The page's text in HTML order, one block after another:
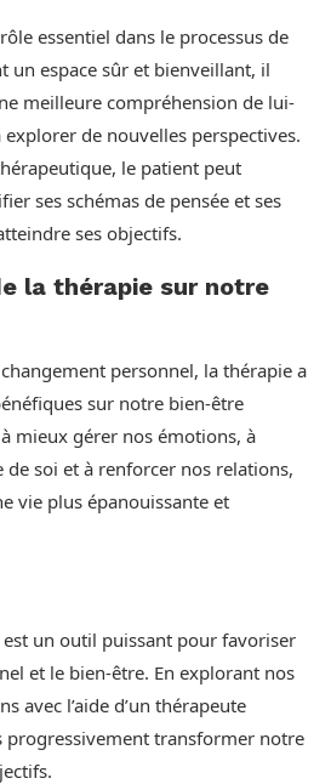
essentiel dans le processus de
un espace sûr et bienveillant, il
meilleure compréhension de lui-
explorer de nouvelles perspectives.
le patient peut
ses schémas de pensée et ses
ses objectifs.
la thérapie sur notre
personnel, la thérapie a
sur notre bien-être
mieux gérer nos émotions, à
soi et à renforcer nos relations,
vie plus épanouissante et
un outil puissant pour favoriser
et le bien-être. En explorant nos
avec l’aide d’un thérapeute
progressivement transformer notre